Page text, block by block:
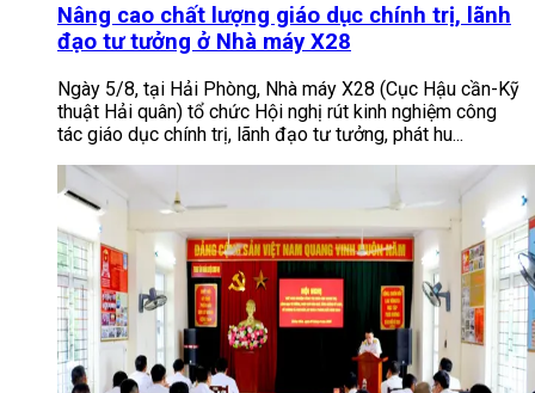
Nâng cao chất lượng giáo dục chính trị, lãnh
đạo tư tưởng ở Nhà máy X28
Ngày 5/8, tại Hải Phòng, Nhà máy X28 (Cục Hậu cần-Kỹ
thuật Hải quân) tổ chức Hội nghị rút kinh nghiệm công
tác giáo dục chính trị, lãnh đạo tư tưởng, phát hu...